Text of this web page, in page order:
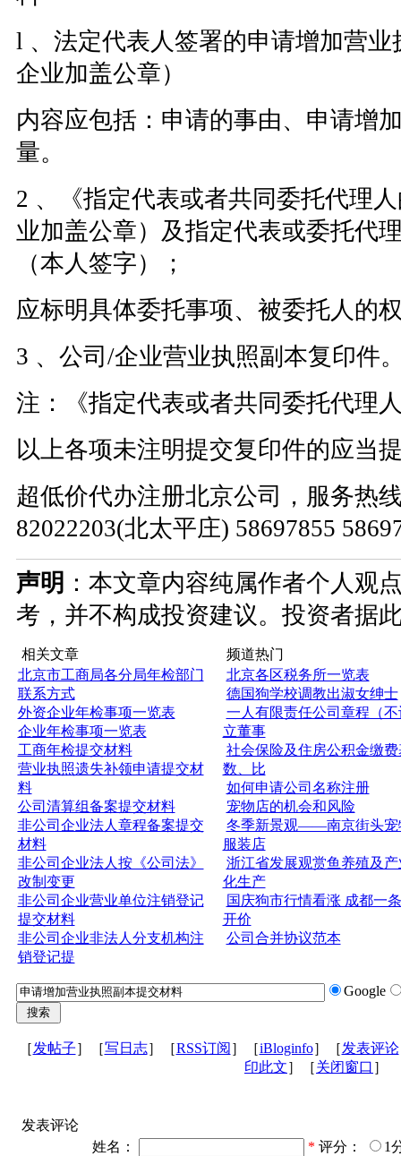
l 、法定代表人签署的申请增加营
企业加盖公章）
内容应包括：申请的事由、申请增
量。
2 、《指定代表或者共同委托代理
业加盖公章）及指定代表或委托代
（本人签字）；
应标明具体委托事项、被委托人的
3 、公司/企业营业执照副本复印件
注：《指定代表或者共同委托代理
以上各项未注明提交复印件的应当
超低价代办注册北京公司，服务热
82022203(北太平庄) 58697855
声明 ：本文章内容纯属作者个人观
考，并不构成投资建议。投资者据
相关文章
北京市工商局各分局年检部门
联系方式
外资企业年检事项一览表
企业年检事项一览表
工商年检提交材料
营业执照遗失补领申请提交材
料
公司清算组备案提交材料
非公司企业法人章程备案提交
材料
非公司企业法人按《公司法》
改制变更
非公司企业营业单位注销登记
提交材料
非公司企业非法人分支机构注
销登记提
频道热门
北京各区税务所一览表
德国狗学校调教出淑女绅士
一人有限责任公司章程（不
立董事
社会保险及住房公积金缴费
数、比
如何申请公司名称注册
宠物店的机会和风险
冬季新景观——南京街头宠
服装店
浙江省发展观赏鱼养殖及产
化生产
国庆狗市行情看涨 成都一
开价
公司合并协议范本
Google
［发帖子］［写日志］［RSS订阅 ］［iBloginfo］［发表评论
印此文］［关闭窗口 ］
发表评论
姓名：
* 评分：
1